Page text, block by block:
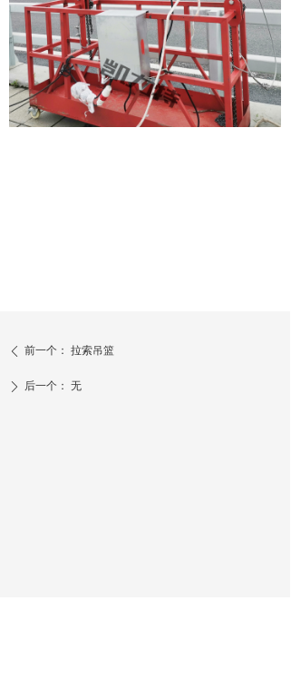
ꄴ 前一个： 拉索吊篮
ꄲ 后一个： 无